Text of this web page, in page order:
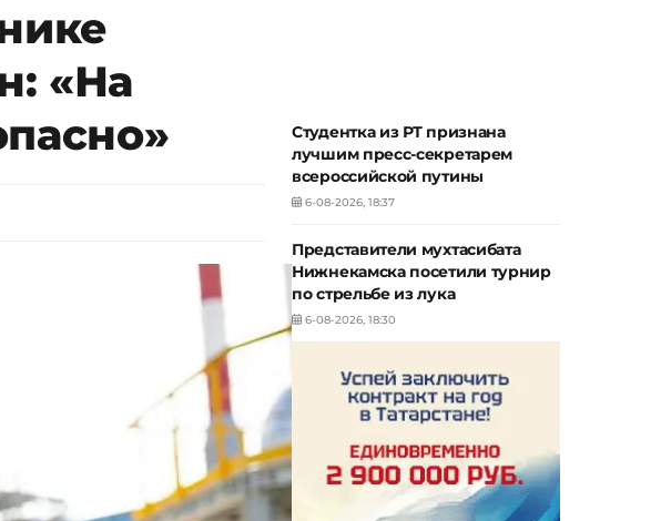
«На
Студентка из РТ признана
лучшим пресс-секретарем
всероссийской путины
6-08-2026, 18:37
Представители мухтасибата
Нижнекамска посетили турнир
по стрельбе из лука
6-08-2026, 18:30